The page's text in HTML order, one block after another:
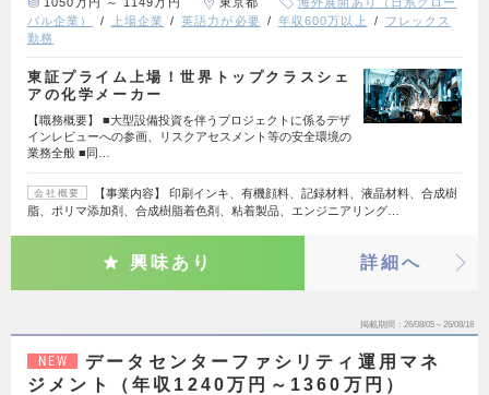
バル企業）
上場企業 英語力が必要 年収600万以上
フレックス
勤務
東証プライム上場！世界トップクラスシェ
アの化学メーカー
【職務概要】 ■大型設備投資を伴うプロジェクトに係るデザ
インレビューへの参画、リスクアセスメント等の安全環境の
業務全般 ■同…
会社概要
【事業内容】 印刷インキ、有機顔料、記録材料、液晶材料、合成樹
脂、ポリマ添加剤、合成樹脂着色剤、粘着製品、エンジニアリング…
興味あり 詳細へ
掲載期間 26/08/05～26/08/18
NEW
データセンターファシリティ運用マネ
ジメント（年収1240万円～1360万円）